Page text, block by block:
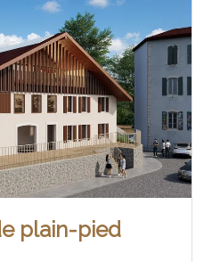
plain-pied